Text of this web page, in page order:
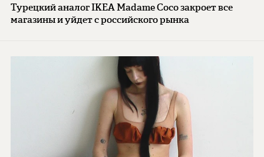
Турецкий аналог IKEA Madame Coco закроет все
магазины и уйдет с российского рынка